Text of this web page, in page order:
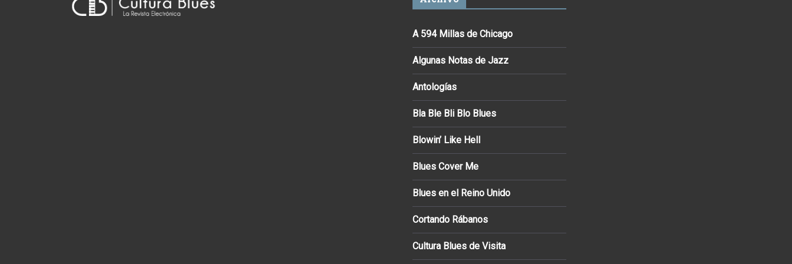
A 594 Millas de Chicago
Algunas Notas de Jazz
Antologías
Bla Ble Bli Blo Blues
Blowin’ Like Hell
Blues Cover Me
Blues en el Reino Unido
Cortando Rábanos
Cultura Blues de Visita